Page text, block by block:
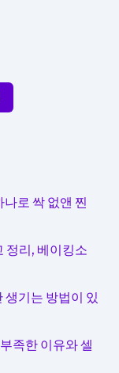
로 싹 없앤 찐
정리, 베이킹소
생기는 방법이 있
족한 이유와 셀